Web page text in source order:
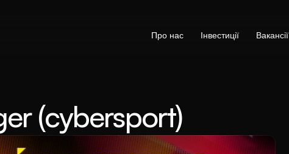
Про нас Інвестиції Вакансії
(cybersport)